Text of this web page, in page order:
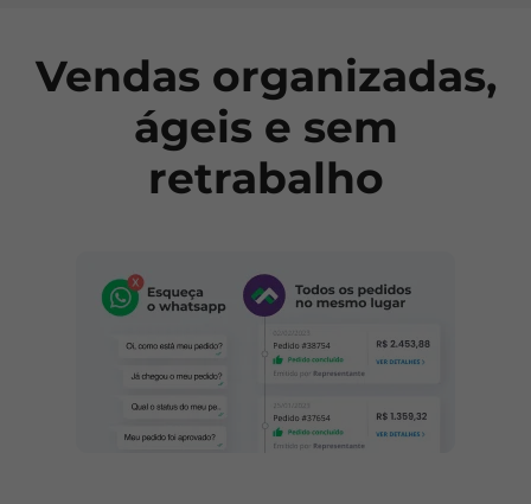
Vendas organizadas,
ágeis e sem
retrabalho